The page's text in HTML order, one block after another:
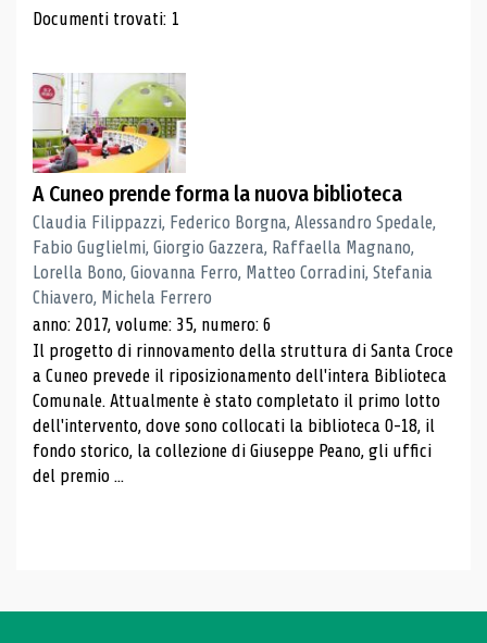
Risultati di ricerca
Documenti trovati: 1
A Cuneo prende forma la nuova biblioteca
Claudia Filippazzi, Federico Borgna, Alessandro Spedale,
Fabio Guglielmi, Giorgio Gazzera, Raffaella Magnano,
Lorella Bono, Giovanna Ferro, Matteo Corradini, Stefania
Chiavero, Michela Ferrero
anno: 2017, volume: 35, numero: 6
Il progetto di rinnovamento della struttura di Santa Croce
a Cuneo prevede il riposizionamento dell'intera Biblioteca
Comunale. Attualmente è stato completato il primo lotto
dell'intervento, dove sono collocati la biblioteca 0-18, il
fondo storico, la collezione di Giuseppe Peano, gli uffici
del premio ...